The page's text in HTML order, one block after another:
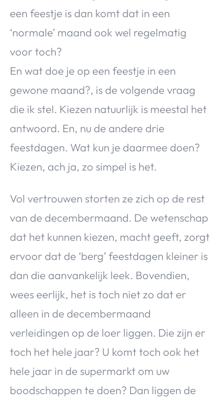
een feestje is dan komt dat in een
‘normale’ maand ook wel regelmatig
voor toch?
En wat doe je op een feestje in een
gewone maand?, is de volgende vraag
die ik stel. Kiezen natuurlijk is meestal het
antwoord. En, nu de andere drie
feestdagen. Wat kun je daarmee doen?
Kiezen, ach ja, zo simpel is het.
Vol vertrouwen storten ze zich op de rest
van de decembermaand. De wetenschap
dat het kunnen kiezen, macht geeft, zorgt
ervoor dat de ‘berg’ feestdagen kleiner is
dan die aanvankelijk leek. Bovendien,
wees eerlijk, het is toch niet zo dat er
alleen in de decembermaand
verleidingen op de loer liggen. Die zijn er
toch het hele jaar? U komt toch ook het
hele jaar in de supermarkt om uw
boodschappen te doen? Dan liggen de